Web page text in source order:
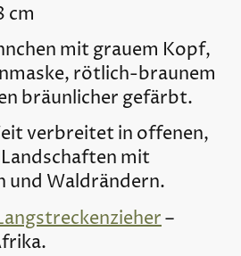
cm
mit grauem Kopf,
rötlich-braunem
bräunlicher gefärbt.
verbreitet in offenen,
mit
und Waldrändern.
–